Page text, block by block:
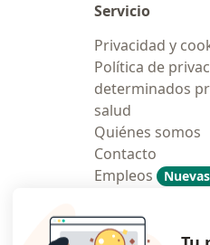
Servicio
Privacidad y
Política de
determinados
salud
Quiénes somos
Contacto
Empleos
Contratación